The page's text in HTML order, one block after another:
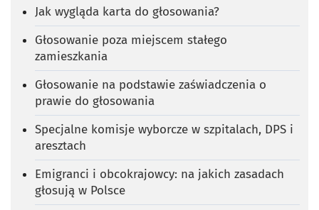
Jak wygląda karta do głosowania?
Głosowanie poza miejscem stałego
zamieszkania
Głosowanie na podstawie zaświadczenia o
prawie do głosowania
Specjalne komisje wyborcze w szpitalach, DPS i
aresztach
Emigranci i obcokrajowcy: na jakich zasadach
głosują w Polsce